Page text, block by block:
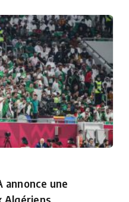
annonce une
Algériens